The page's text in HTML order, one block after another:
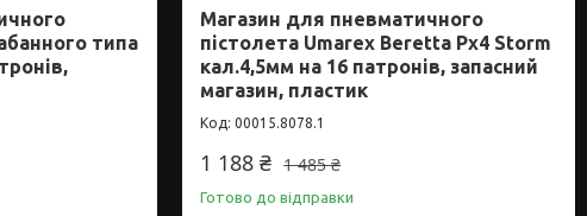
типа
Магазин для пневматичного
пістолета Umarex Beretta Px4 Storm
кал.4,5мм на 16 патронів, запасний
магазин, пластик
00015.8078.1
1 485 ₴
1 188 ₴
Готово до відправки